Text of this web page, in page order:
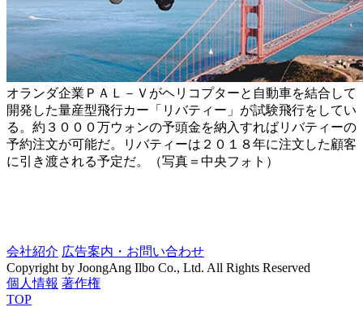
オランダ企業ＰＡＬ－Ｖがヘリコプターと自動車を結合して
開発した量産型飛行カー「リバティー」が試験飛行をしてい
る。約３０００万ウォンの予頭金を納入すればリバティーの
予約注文が可能だ。リバティーは２０１８年に注文した顧客
に引き渡される予定だ。（写真＝中央フォト）
会社紹介 広告案内・お問い合わせ
Copyright by JoongAng Ilbo Co., Ltd. All Rights Reserved
個人情報 著作権
TOP